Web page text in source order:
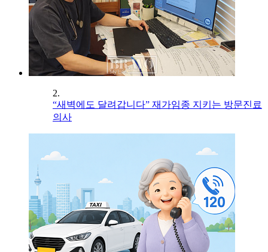
2.
“새벽에도 달려갑니다” 재가임종 지키는 방문진료
의사